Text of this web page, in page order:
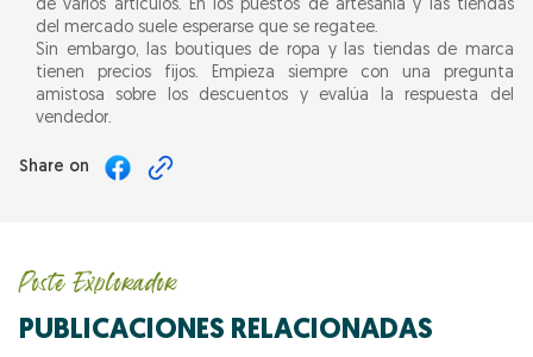
de varios artículos. En los puestos de artesanía y las tiendas
del mercado suele esperarse que se regatee.
Sin embargo, las boutiques de ropa y las tiendas de marca
tienen precios fijos. Empieza siempre con una pregunta
amistosa sobre los descuentos y evalúa la respuesta del
vendedor.
Share on
Poste Explorador
PUBLICACIONES RELACIONADAS